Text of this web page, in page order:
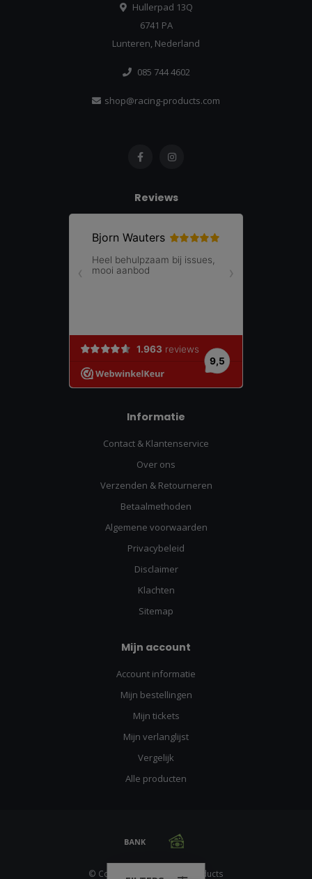
Hullerpad 13Q
6741 PA
Lunteren, Nederland
085 744 4602
shop@racing-products.com
Reviews
Informatie
Contact & Klantenservice
Over ons
Verzenden & Retourneren
Betaalmethoden
Algemene voorwaarden
Privacybeleid
Disclaimer
Klachten
Sitemap
Mijn account
Account informatie
Mijn bestellingen
Mijn tickets
Mijn verlanglijst
Vergelijk
Alle producten
© Copyright 2026 Racing Products